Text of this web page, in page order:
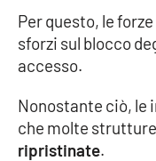
Per questo, le
sforzi sul blocco
accesso.
Nonostante ciò,
che molte strutture
ripristinate.